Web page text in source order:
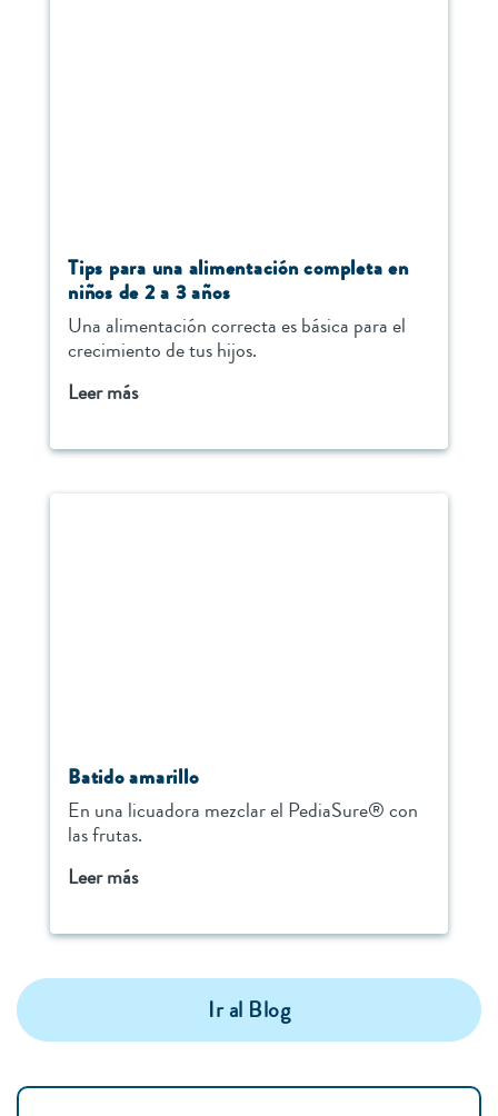
Tips para una alimentación completa en
niños de 2 a 3 años
Una alimentación correcta es básica para el
crecimiento de tus hijos.
Leer más
Batido amarillo
En una licuadora mezclar el PediaSure® con
las frutas.
Leer más
Ir al Blog